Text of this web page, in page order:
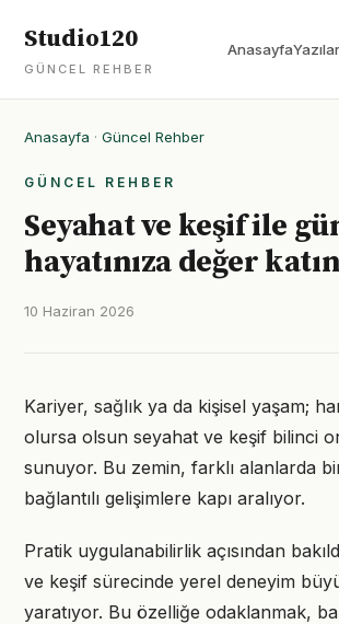
Studio120
GÜNCEL REHBER
AnasayfaYazılar
Anasayfa · Güncel Rehber
GÜNCEL REHBER
Seyahat ve keşif ile
hayatınıza değer katın
10 Haziran 2026
Kariyer, sağlık ya da kişisel yaşam;
olursa olsun seyahat ve keşif bilinci
sunuyor. Bu zemin, farklı alanlarda
bağlantılı gelişimlere kapı aralıyor.
Pratik uygulanabilirlik açısından
ve keşif sürecinde yerel deneyim
yaratıyor. Bu özelliğe odaklanmak,